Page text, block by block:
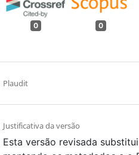
0 0
Plaudit
Justificativa da versão
Esta versão revisada